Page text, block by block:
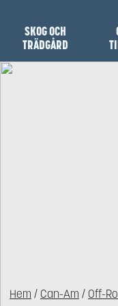
SKOG OCH
TRÄDGÅRD
Hem / Can-Am / Off-